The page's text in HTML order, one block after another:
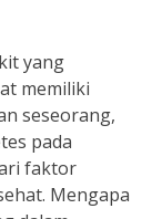
yang
memiliki
seseorang,
pada
faktor
Mengapa